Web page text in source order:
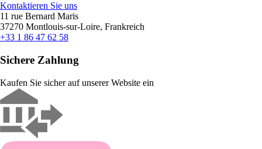
Kontaktieren Sie uns
11 rue Bernard Maris
37270 Montlouis-sur-Loire, Frankreich
+33 1 86 47 62 58
Sichere Zahlung
Kaufen Sie sicher auf unserer Website ein